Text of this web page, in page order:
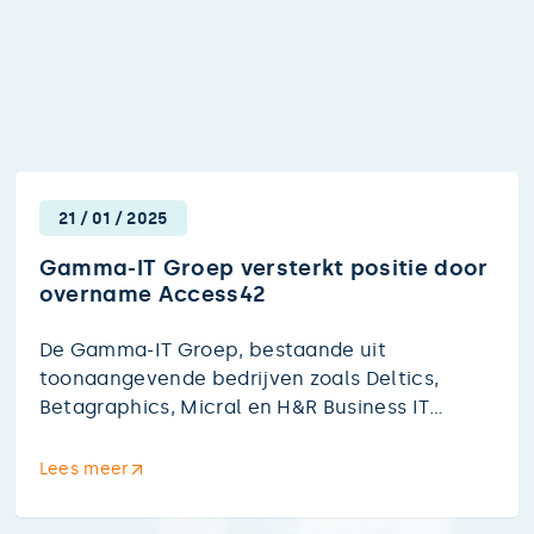
21 / 01 / 2025
Gamma-IT Groep versterkt positie door
overname Access42
De Gamma-IT Groep, bestaande uit
toonaangevende bedrijven zoals Deltics,
Betagraphics, Micral en H&R Business IT
cybersecuritymarkt verder versterkt door de
Lees meer